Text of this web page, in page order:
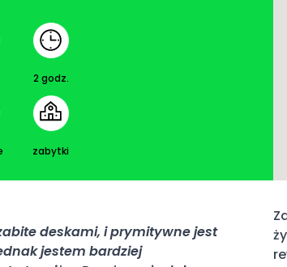
2 godz.
zabytki
deskami, i prymitywne jest
jestem bardziej